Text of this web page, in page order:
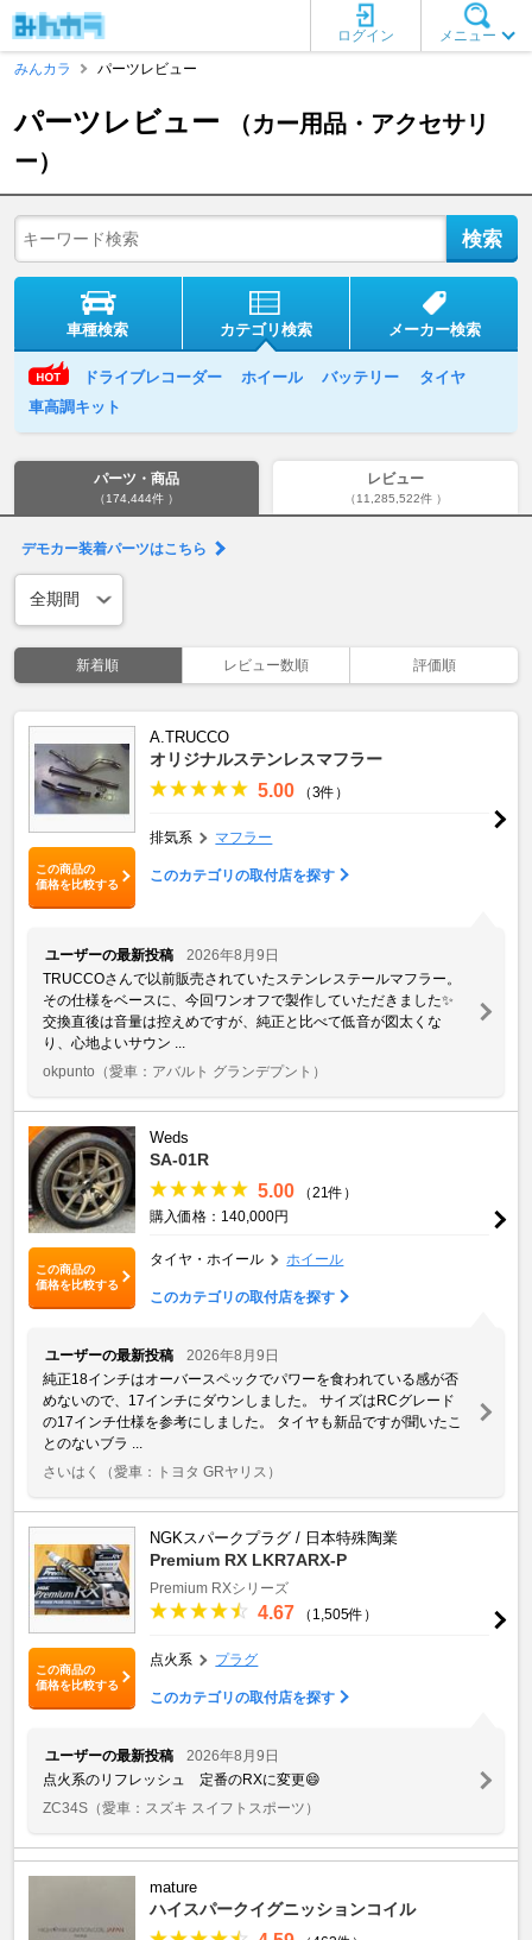
メニュー
ログイン
みんカラ
パーツレビュー
パーツレビュー
（カー用品・アクセサリ
ー）
車種検索 カテゴリ検索 メーカー検索
ドライブレコーダー ホイール バッテリー
タイヤ
車高調キット
パーツ・商品
（174,444件 ）
レビュー
（11,285,522件 ）
デモカー装着パーツはこちら
新着順 レビュー数順 評価順
この商品の
価格を比較する
A.TRUCCO
オリジナルステンレスマフラー
5.00 （3件）
排気系 マフラー
このカテゴリの取付店を探す
ユーザーの最新投稿
2026年8月9日
TRUCCOさんで以前販売されていたステンレステールマフラー。
その仕様をベースに、今回ワンオフで製作していただきました✨
交換直後は音量は控えめですが、純正と比べて低音が図太くな
り、心地よいサウン ...
okpunto （愛車：アバルト グランデプント）
この商品の
価格を比較する
Weds
SA-01R
5.00
（21件）
購入価格：140,000円
タイヤ・ホイール ホイール
このカテゴリの取付店を探す
ユーザーの最新投稿
2026年8月9日
純正18インチはオーバースペックでパワーを食われている感が否
めないので、17インチにダウンしました。 サイズはRCグレード
の17インチ仕様を参考にしました。 タイヤも新品ですが聞いたこ
とのないブラ ...
さいはく
（愛車：トヨタ GRヤリス）
この商品の
価格を比較する
NGKスパークプラグ / 日本特殊陶業
Premium RX LKR7ARX-P
Premium RXシリーズ
4.67 （1,505件）
点火系 プラグ
このカテゴリの取付店を探す
ユーザーの最新投稿
2026年8月9日
点火系のリフレッシュ 定番のRXに変更😄
ZC34S （愛車：スズキ スイフトスポーツ）
mature
ハイスパークイグニッションコイル